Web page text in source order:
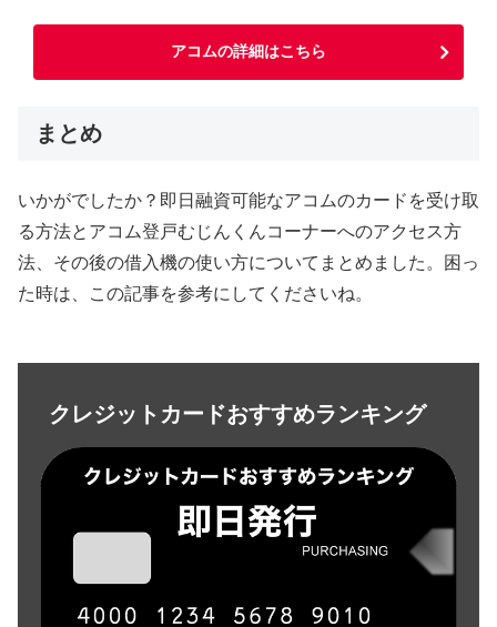
アコムの詳細はこちら
まとめ
いかがでしたか？即日融資可能なアコムのカードを受け取
る方法とアコム登戸むじんくんコーナーへのアクセス方
法、その後の借入機の使い方についてまとめました。困っ
た時は、この記事を参考にしてくださいね。
クレジットカードおすすめランキング